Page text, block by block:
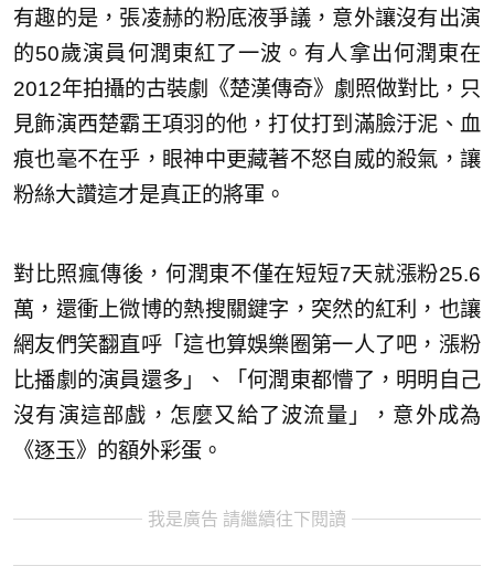
有趣的是，張凌赫的粉底液爭議，意外讓沒有出演
的50歲演員何潤東紅了一波。有人拿出何潤東在
2012年拍攝的古裝劇《楚漢傳奇》劇照做對比，只
見飾演西楚霸王項羽的他，打仗打到滿臉汙泥、血
痕也毫不在乎，眼神中更藏著不怒自威的殺氣，讓
粉絲大讚這才是真正的將軍。
對比照瘋傳後，何潤東不僅在短短7天就漲粉25.6
萬，還衝上微博的熱搜關鍵字，突然的紅利，也讓
網友們笑翻直呼「這也算娛樂圈第一人了吧，漲粉
比播劇的演員還多」、「何潤東都懵了，明明自己
沒有演這部戲，怎麼又給了波流量」，意外成為
《逐玉》的額外彩蛋。
我是廣告 請繼續往下閱讀